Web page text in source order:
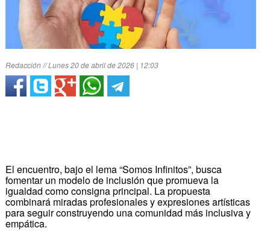
Redacción // Lunes 20 de abril de 2026 | 12:03
El encuentro, bajo el lema “Somos Infinitos”, busca
fomentar un modelo de inclusión que promueva la
igualdad como consigna principal. La propuesta
combinará miradas profesionales y expresiones artísticas
para seguir construyendo una comunidad más inclusiva y
empática.